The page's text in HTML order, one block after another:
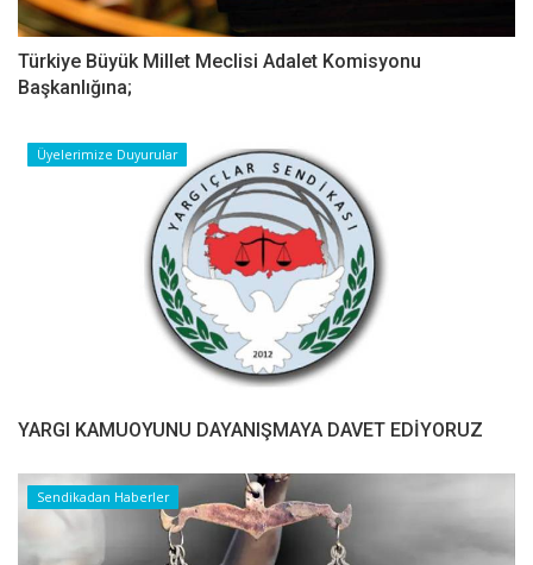
Türkiye Büyük Millet Meclisi Adalet Komisyonu
Başkanlığına;
Üyelerimize Duyurular
YARGI KAMUOYUNU DAYANIŞMAYA DAVET EDİYORUZ
Sendikadan Haberler